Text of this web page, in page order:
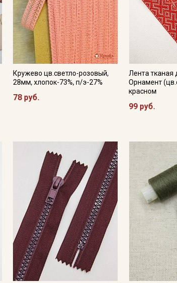
Кружево цв.светло-розовый,
28мм, хлопок-73%, п/э-27%
78 руб.
Лента тканая
Орнамент
красном
99 руб.